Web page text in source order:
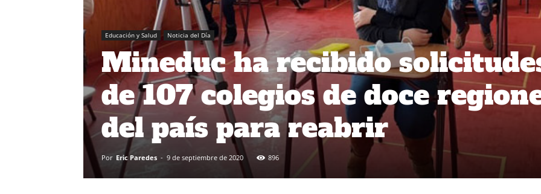
Educación y Salud Noticia del Día
Mineduc ha recibido
de 107 colegios de doce
del país para reabrir
Por Eric Paredes - 9 de septiembre de 2020 896